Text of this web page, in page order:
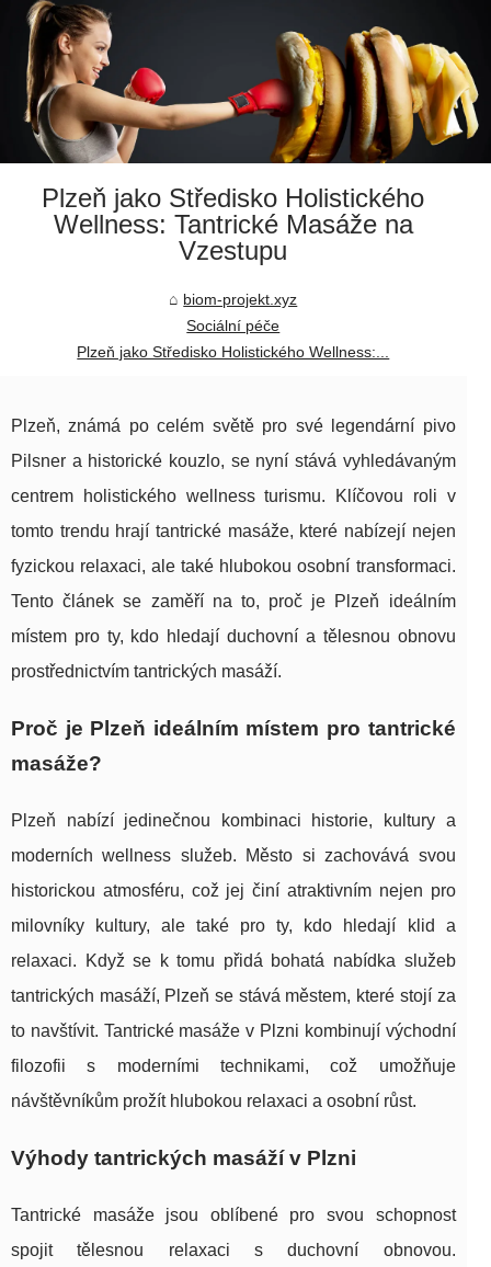
Plzeň jako Středisko Holistického
Wellness: Tantrické Masáže na
Vzestupu
biom-projekt.xyz
Sociální péče
Plzeň jako Středisko Holistického Wellness:...
Plzeň, známá po celém světě pro své legendární pivo
Pilsner a historické kouzlo, se nyní stává vyhledávaným
centrem holistického wellness turismu. Klíčovou roli v
tomto trendu hrají tantrické masáže, které nabízejí nejen
fyzickou relaxaci, ale také hlubokou osobní transformaci.
Tento článek se zaměří na to, proč je Plzeň ideálním
místem pro ty, kdo hledají duchovní a tělesnou obnovu
prostřednictvím tantrických masáží.
Proč je Plzeň ideálním místem pro tantrické
masáže?
Plzeň nabízí jedinečnou kombinaci historie, kultury a
moderních wellness služeb. Město si zachovává svou
historickou atmosféru, což jej činí atraktivním nejen pro
milovníky kultury, ale také pro ty, kdo hledají klid a
relaxaci. Když se k tomu přidá bohatá nabídka služeb
tantrických masáží, Plzeň se stává městem, které stojí za
to navštívit. Tantrické masáže v Plzni kombinují východní
filozofii s moderními technikami, což umožňuje
návštěvníkům prožít hlubokou relaxaci a osobní růst.
Výhody tantrických masáží v Plzni
Tantrické masáže jsou oblíbené pro svou schopnost
spojit tělesnou relaxaci s duchovní obnovou.